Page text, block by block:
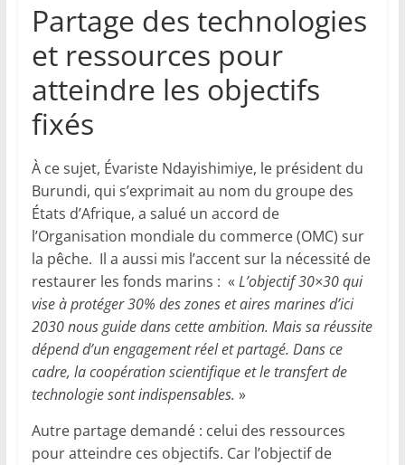
Partage des technologies
et ressources pour
atteindre les objectifs
fixés
À ce sujet, Évariste Ndayishimiye, le président du
Burundi, qui s’exprimait au nom du groupe des
États d’Afrique, a salué un accord de
l’Organisation mondiale du commerce (OMC) sur
la pêche. Il a aussi mis l’accent sur la nécessité de
restaurer les fonds marins : « L’objectif 30×30 qui
vise à protéger 30% des zones et aires marines d’ici
2030 nous guide dans cette ambition. Mais sa réussite
dépend d’un engagement réel et partagé. Dans ce
cadre, la coopération scientifique et le transfert de
technologie sont indispensables. »
Autre partage demandé : celui des ressources
pour atteindre ces objectifs. Car l’objectif de